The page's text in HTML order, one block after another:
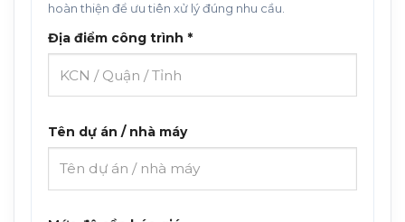
hoàn thiện để ưu tiên xử lý đúng nhu cầu.
Địa điểm công trình *
Tên dự án / nhà máy